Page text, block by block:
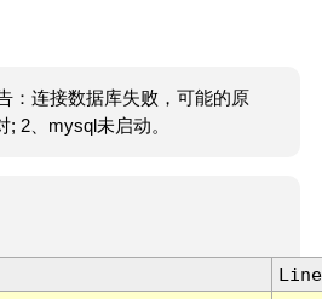
：连接数据库失败，可能的原
; 2、mysql未启动。
Line